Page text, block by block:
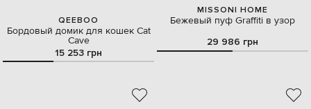
QEEBOO
Бордовый домик для кошек Cat
Cave
15 253 грн
MISSONI HOME
Бежевый пуф Graffiti в узор
29 986 грн